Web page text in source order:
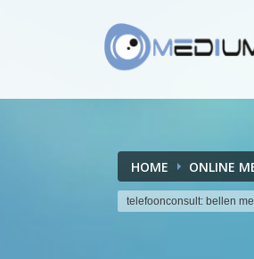
HOME ONLINE
telefoonconsult: bellen